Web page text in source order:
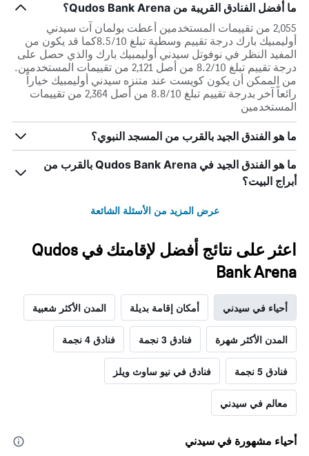
ما أفضل الفنادق القريبة من Qudos Bank Arena؟
2,055 من تقييمات المستخدمين أعطت بولمان آت سيدني
أوليمبيك بارك درجة تقييم وسطية تبلغ 8.5/10كما قد يكون من
المفيد النظر في نوفوتل سيدني أوليمبيك بارك والذي حصل على
درجة تقييم تبلغ 8.2/10 من أصل 2,121 من تقييمات المستخدمين.
من الممكن أن يكون كويست عند متنزه سيدني أوليمبيك خياراً
رائعاً آخر بدرجة تقييم تبلغ 8.8/10 من أصل 2,364 من تقييمات
المستخدمين
ما هو الفندق الجيد بالقرب من المسجد النبوي؟
ما هو الفندق الجيد في Qudos Bank Arena بالقرب من
أبراج البيت؟
عرض المزيد من الأسئلة الشائعة
اعثر على نتائج أفضل لإقامتك في Qudos
Bank Arena
أحياء في سيدني أمكان إقامة بديلة المدن الأكثر شعبية
المدن الأكثر شهرة فنادق 3 نجمة فنادق 4 نجمة
فنادق 5 نجمة فنادق في نيو ساوث ويلز
معالم في سيدني
أحياء مشهورة في سيدني